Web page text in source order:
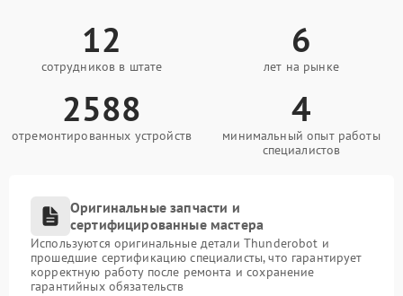
12
сотрудников в штате
6
лет на рынке
2588
отремонтированных устройств
4
минимальный опыт работы
специалистов
Оригинальные запчасти и
сертифицированные мастера
Используются оригинальные детали Thunderobot и
прошедшие сертификацию специалисты, что гарантирует
корректную работу после ремонта и сохранение
гарантийных обязательств